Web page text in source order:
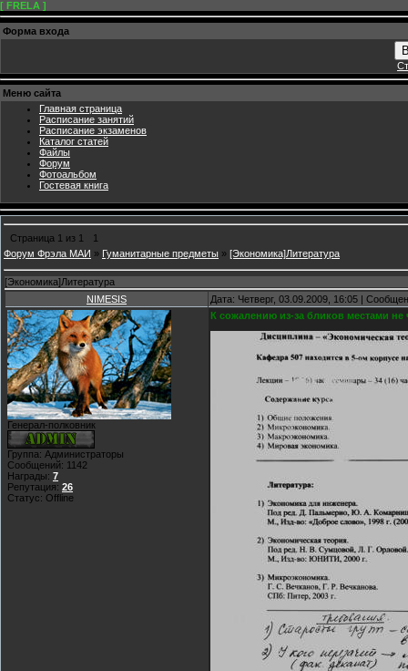
[ FRELA ]
Форма входа
Меню сайта
Главная страница
Расписание занятий
Расписание экзаменов
Каталог статей
Файлы
Форум
Фотоальбом
Гостевая книга
Страница 1 из 1
1
Форум Фрэла МАИ » Гуманитарные предметы » [Экономика]Литература
[Экономика]Литература
NIMESIS
Дата: Четверг, 03.09.2009, 16:05 |
Генерал-полковник
Группа: Администраторы
Сообщений: 1142
Награды: 7
Репутация: 26
Статус: Offline
К сожалению из-за бликов местами